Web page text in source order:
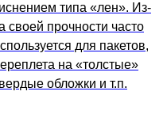
типа «лен». Из-
своей прочности часто
для пакетов,
на «толстые»
обложки и т.п.